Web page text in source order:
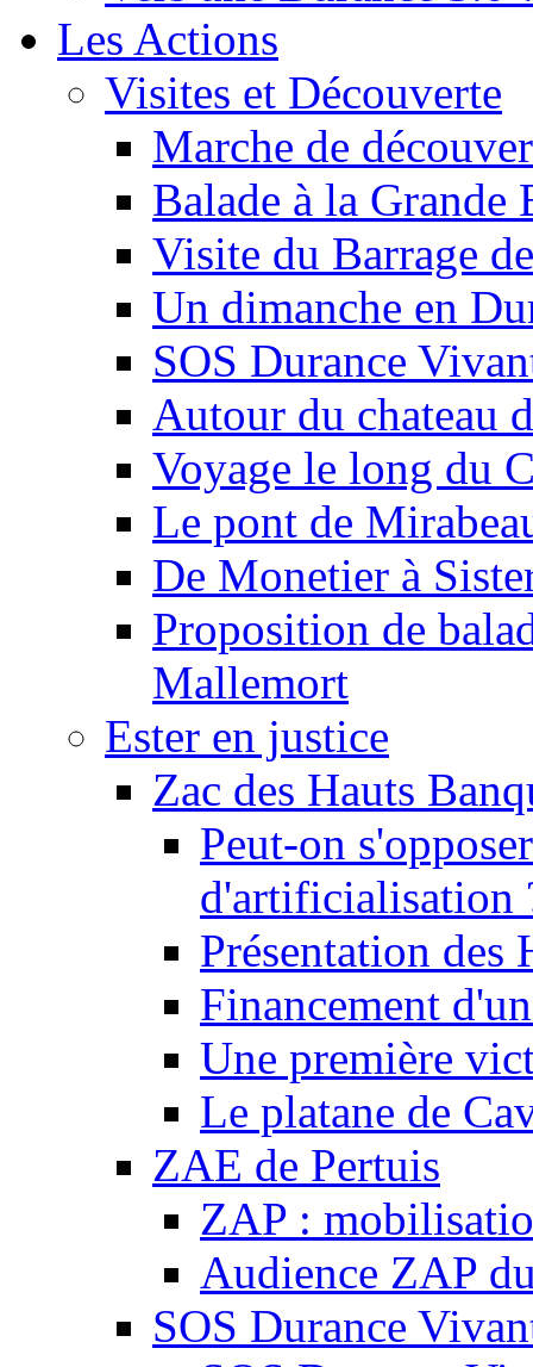
Les Actions
Visites et Découverte
Marche de
Balade à la Grande
Visite du Barrage
Un dimanche en
SOS Durance
Autour du chateau
Voyage le long du
Le pont de
De Monetier à
Proposition de
Mallemort
Ester en justice
Zac des Hauts
Peut-on
d'artificialisation
Présentation des
Financement
Une première
Le platane de
ZAE de Pertuis
ZAP :
Audience ZAP
SOS Durance